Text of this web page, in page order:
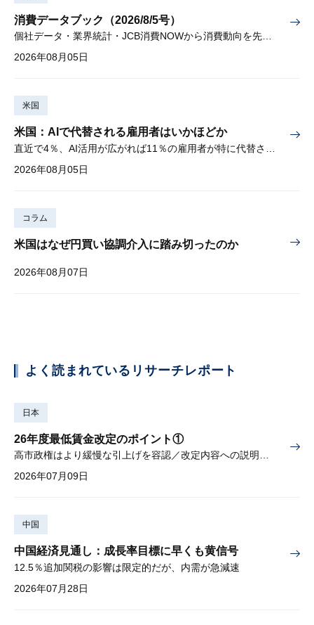
消費データブック（2026/8/5号）
個社データ・業界統計・JCB消費NOWから消費動向を先取り
2026年08月05日
米国
米国：AIで代替される雇用者はいかほどか
2026年08月05日
コラム
米国はなぜ円買い協調介入に踏み切ったのか
2026年08月07日
よく読まれているリサーチレポート
日本
26年度最低賃金改定のポイント①
高市政権はより緩慢な引上げを容認／改定内容への説明責任が焦点
2026年07月09日
中国
中国経済見通し：成長率目標に早くも黄信号
12.5％追加関税の影響は限定的だが、内需が急減速
2026年07月28日